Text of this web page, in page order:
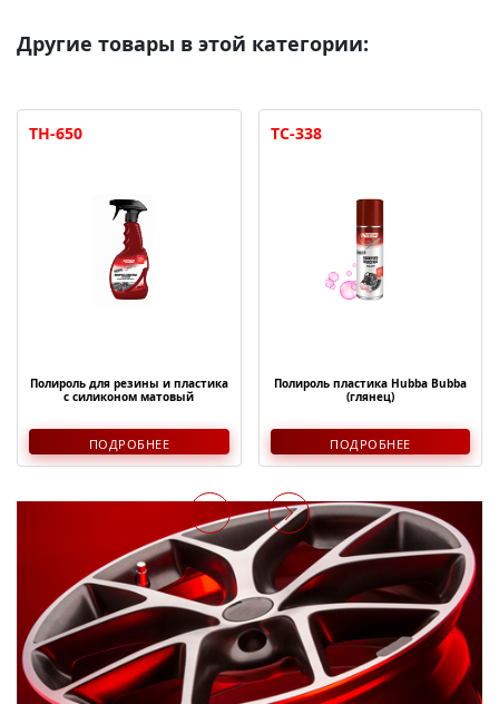
Другие товары в этой категории:
TH-650
Полироль для резины и пластика
с силиконом матовый
ПОДРОБНЕЕ
TC-338
Полироль пластика Hubba Bubba
(глянец)
ПОДРОБНЕЕ